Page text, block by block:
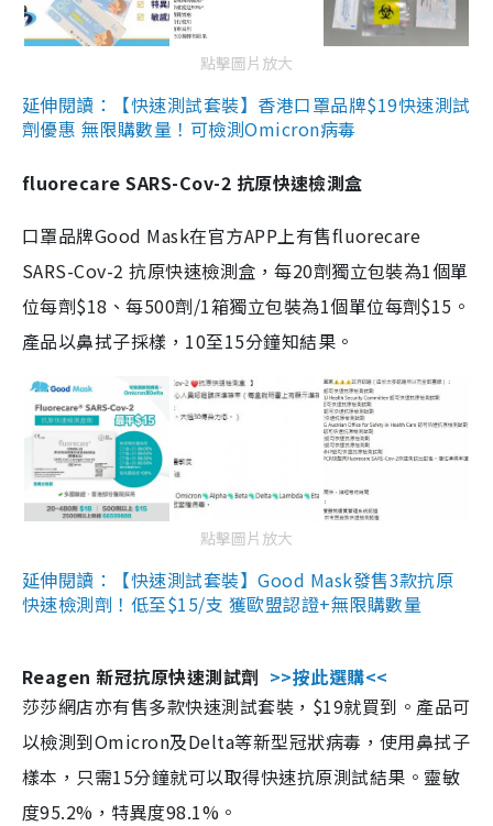
點擊圖片放大
延伸閱讀：【快速測試套裝】香港口罩品牌$19快速測試
劑優惠 無限購數量！可檢測Omicron病毒
fluorecare SARS-Cov-2 抗原快速檢測盒
口罩品牌Good Mask在官方APP上有售fluorecare
SARS-Cov-2 抗原快速檢測盒，每20劑獨立包裝為1個單
位每劑$18、每500劑/1箱獨立包裝為1個單位每劑$15。
產品以鼻拭子採樣，10至15分鐘知結果。
點擊圖片放大
延伸閱讀：【快速測試套裝】Good Mask發售3款抗原
快速檢測劑！低至$15/支 獲歐盟認證+無限購數量
Reagen 新冠抗原快速測試劑 >>按此選購<<
莎莎網店亦有售多款快速測試套裝，$19就買到。產品可
以檢測到Omicron及Delta等新型冠狀病毒，使用鼻拭子
樣本，只需15分鐘就可以取得快速抗原測試結果。靈敏
度95.2%，特異度98.1%。